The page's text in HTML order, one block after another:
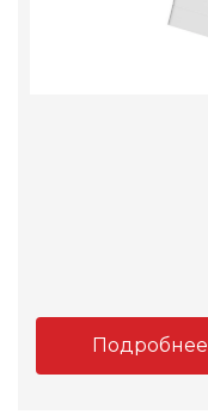
Подробнее